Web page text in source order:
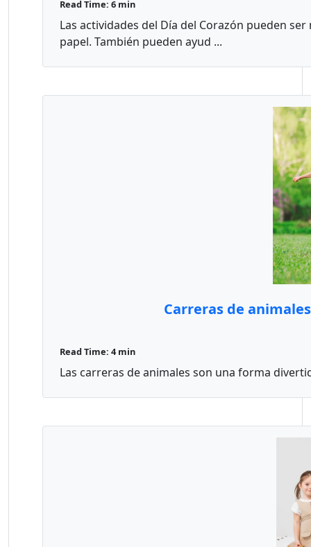
Read Time: 6 min
Las actividades del Día del Corazón pueden
papel. También pueden ayud ...
Carreras de
Read Time: 4 min
Las carreras de animales son una forma